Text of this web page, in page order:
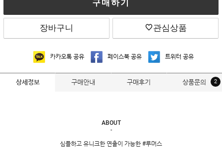
구매하기
장바구니 관심상품
카카오톡 공유 페이스북 공유 트위터 공유
상세정보 구매안내 구매후기 2
상품문의
ABOUT
-
심플하고 유니크한 연출이 가능한 #루머스